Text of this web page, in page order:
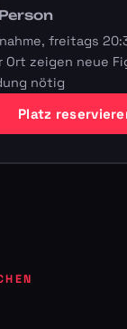
freitags
Ort zeigen neue
nötig
Platz